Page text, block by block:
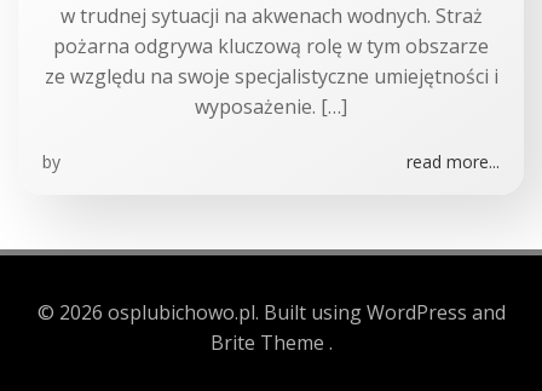
w trudnej sytuacji na akwenach wodnych. Straż
pożarna odgrywa kluczową rolę w tym obszarze
ze względu na swoje specjalistyczne umiejętności i
wyposażenie. […]
by read more...
© 2026 osplubichowo.pl. Built using WordPress and
Brite Theme .